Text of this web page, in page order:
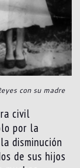
con su madre
civil
por la
disminución
de sus hijos